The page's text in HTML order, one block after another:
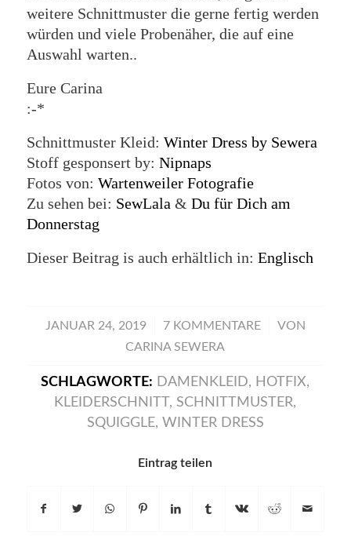
weitere Schnittmuster die gerne fertig werden
würden und viele Probenäher, die auf eine
Auswahl warten..
Eure Carina
:-*
Schnittmuster Kleid: Winter Dress by Sewera
Stoff gesponsert by: Nipnaps
Fotos von: Wartenweiler Fotografie
Zu sehen bei: SewLala& Du für Dich am
Donnerstag
Dieser Beitrag is auch erhältlich in: Englisch
JANUAR 24, 2019
/ 7 KOMMENTARE
/
VON
CARINA SEWERA
SCHLAGWORTE: DAMENKLEID, HOTFIX,
KLEIDERSCHNITT , SCHNITTMUSTER,
SQUIGGLE, WINTER DRESS
Eintrag teilen